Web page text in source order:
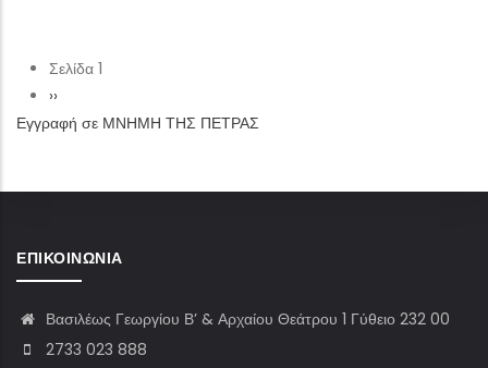
Σελίδα 1
Next
page
››
Εγγραφή σε ΜΝΗΜΗ ΤΗΣ ΠΕΤΡΑΣ
ΕΠΙΚΟΙΝΩΝΊΑ
Βασιλέως Γεωργίου Β’ & Αρχαίου Θεάτρου 1 Γύθειο 232 00
2733 023 888